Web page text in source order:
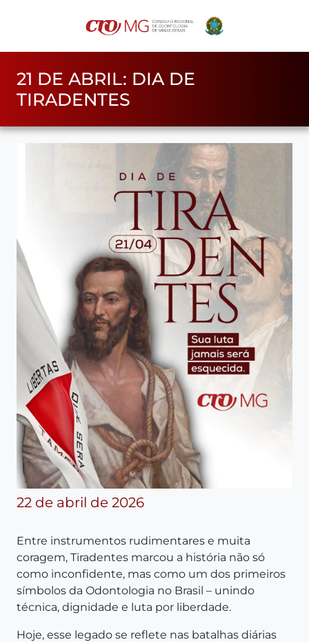
21 DE ABRIL: DIA DE
TIRADENTES
22 de abril de 2026
Entre instrumentos rudimentares e muita
coragem, Tiradentes marcou a história não só
como inconfidente, mas como um dos primeiros
símbolos da Odontologia no Brasil – unindo
técnica, dignidade e luta por liberdade.
Hoje, esse legado se reflete nas batalhas diárias